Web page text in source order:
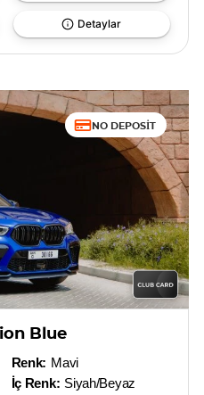
Detaylar
NO DEPOSIT
Blue
Renk: Mavi
İç Renk: Siyah/Beyaz